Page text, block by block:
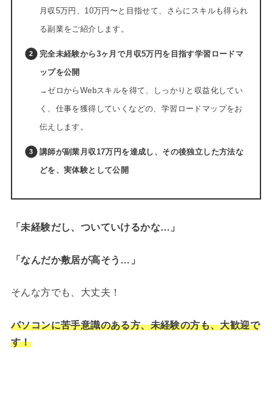
月収5万円、10万円〜と目指せて、さらにスキルも得られ
る副業をご紹介します。
完全未経験から3ヶ月で月収5万円を目指す学習ロードマ
ップを公開
→ゼロからWebスキルを得て、しっかりと収益化してい
く、仕事を獲得していくなどの、学習ロードマップをお
伝えします。
講師が副業月収17万円を達成し、その後独立した方法な
どを、実体験として公開
「未経験だし、ついていけるかな…」
「なんだか敷居が高そう…」
そんな方でも、大丈夫！
パソコンに苦手意識のある方、未経験の方も、大歓迎で
す！